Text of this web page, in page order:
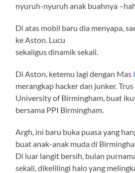
nyuruh-nyuruh anak buahnya
Di atas mobil baru dia menyapa,
ke Aston. Lucu
sekaligus dinamik sekali.
Di Aston, ketemu lagi dengan Mas
merangkap hacker dan junker.
University of Birmingham, buat
bersama PPI Birmingham.
Argh, ini baru buka puasa yang
buat anak-anak muda di
Di luar langit bersih, bulan
sekali, dikelilingi halo yang